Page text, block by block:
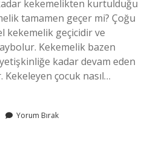
kekemelikten kurtulduğu
tamamen geçer mi? Çoğu
kekemelik geçicidir ve
Kekemelik bazen
kadar devam eden
çocuk nasıl…
Yorum Bırak